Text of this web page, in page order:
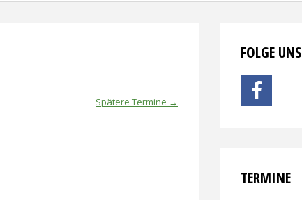
Spätere Termine →
FOLGE UNS
TERMINE